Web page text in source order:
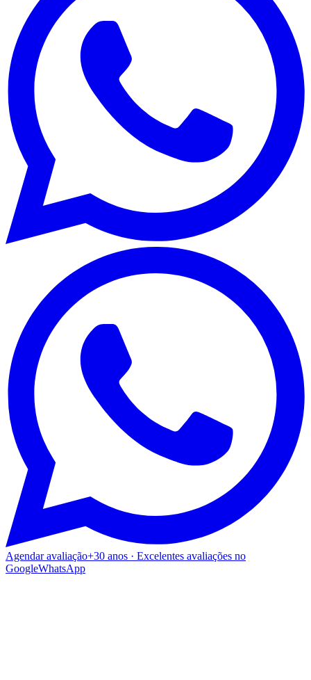
Agendar avaliação+30 anos · Excelentes avaliações no
GoogleWhatsApp